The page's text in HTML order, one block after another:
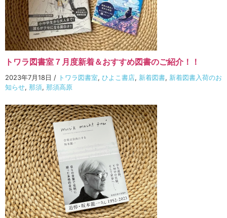
トワラ図書室７月度新着＆おすすめ図書のご紹介！！
2023年7月18日 / トワラ図書室, ひよこ書店, 新着図書, 新着図書入荷のお
知らせ, 那須, 那須高原